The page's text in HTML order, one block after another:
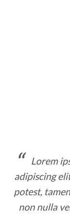
Lorem
adipiscing
potest,
non nulla